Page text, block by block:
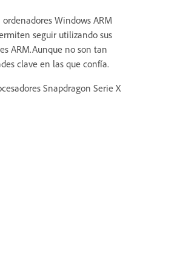
Windows ARM
seguir utilizando sus
ARM.Aunque no son tan
clave en las que confía.
Snapdragon Serie X